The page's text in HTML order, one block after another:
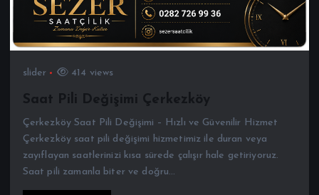
414 views
Çerkezköy saat pili değişimi hizmetimiz ile duran veya
zayıflayan saatlerinizi kısa sürede çalışır hale getiriyoruz.
Saat pili zamanla biter ve doğru…
Devamını oku